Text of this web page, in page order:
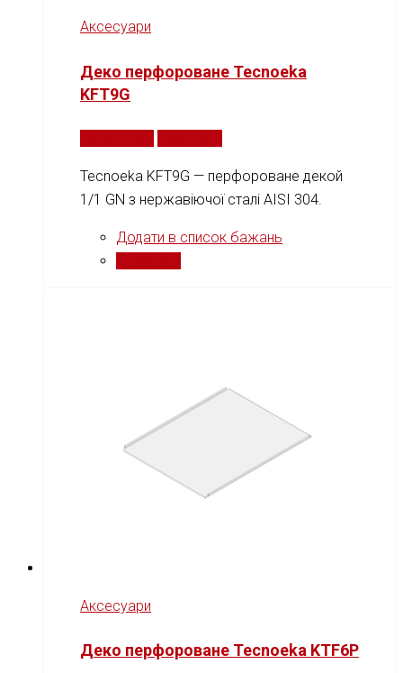
Аксесуари
Деко перфороване Tecnoeka
KFT9G
Tecnoeka KFT9G — перфороване декой
1/1 GN з нержавіючої сталі AISI 304.
Додати в список бажань
Аксесуари
Деко перфороване Tecnoeka KTF6P